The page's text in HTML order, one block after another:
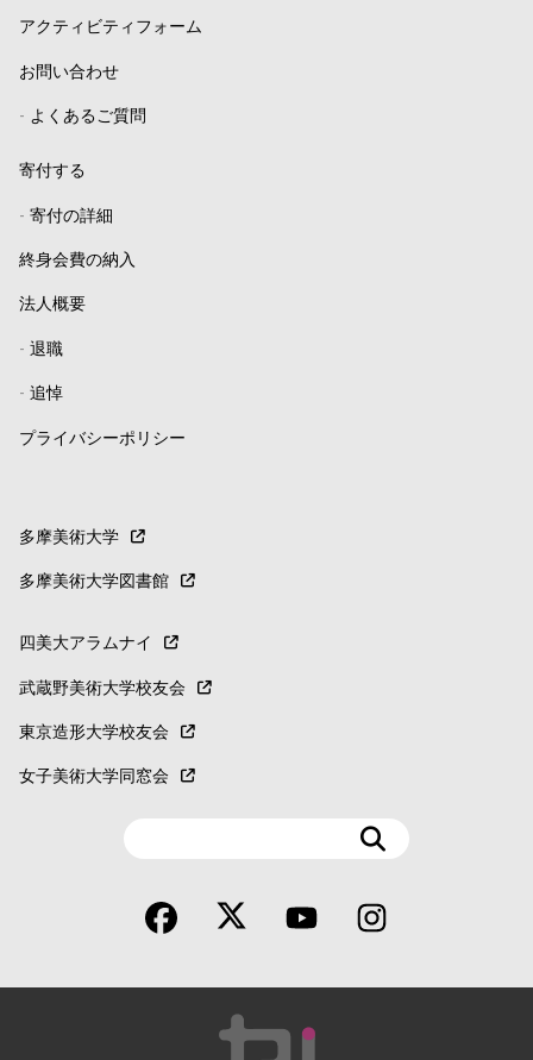
アクティビティフォーム
お問い合わせ
- よくあるご質問
寄付する
- 寄付の詳細
終身会費の納入
法人概要
- 退職
- 追悼
プライバシーポリシー
多摩美術大学
多摩美術大学図書館
四美大アラムナイ
武蔵野美術大学校友会
東京造形大学校友会
女子美術大学同窓会